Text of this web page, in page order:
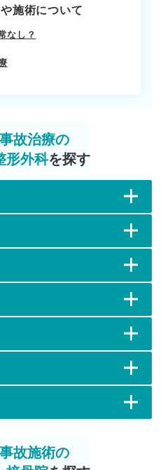
施術について
なし？
故治療の
形外科を探す
故施術の